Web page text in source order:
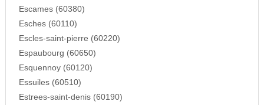
Escames (60380)
Esches (60110)
Escles-saint-pierre (60220)
Espaubourg (60650)
Esquennoy (60120)
Essuiles (60510)
Estrees-saint-denis (60190)